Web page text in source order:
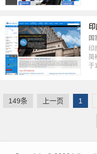
印
国
印
简
于
149条 上一页 1